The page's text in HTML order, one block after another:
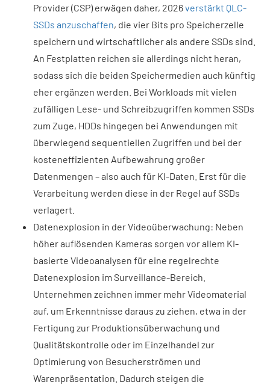
Provider (CSP) erwägen daher, 2026verstärkt QLC-
SSDs anzuschaffen, die vier Bits pro Speicherzelle
speichern und wirtschaftlicher als andere SSDs sind.
An Festplatten reichen sie allerdings nicht heran,
sodass sich die beiden Speichermedien auch künftig
eher ergänzen werden. Bei Workloads mit vielen
zufälligen Lese- und Schreibzugriffen kommen SSDs
zum Zuge, HDDs hingegen bei Anwendungen mit
überwiegend sequentiellen Zugriffen und bei der
kosteneffizienten Aufbewahrung großer
Datenmengen – also auch für KI-Daten. Erst für die
Verarbeitung werden diese in der Regel auf SSDs
verlagert.
Datenexplosion in der Videoüberwachung: Neben
höher auflösenden Kameras sorgen vor allem KI-
basierte Videoanalysen für eine regelrechte
Datenexplosion im Surveillance-Bereich.
Unternehmen zeichnen immer mehr Videomaterial
auf, um Erkenntnisse daraus zu ziehen, etwa in der
Fertigung zur Produktionsüberwachung und
Qualitätskontrolle oder im Einzelhandel zur
Optimierung von Besucherströmen und
Warenpräsentation. Dadurch steigen die